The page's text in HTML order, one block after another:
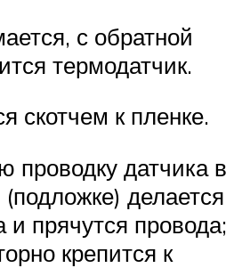
с обратной
термодатчик.
скотчем к пленке.
проводку датчика в
делается
и прячутся провода;
крепится к